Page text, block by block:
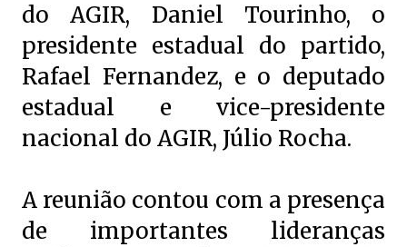
do AGIR, Daniel Tourinho, o
presidente estadual do partido,
Rafael Fernandez, e o deputado
estadual e vice-presidente
nacional do AGIR, Júlio Rocha.
A reunião contou com a presença
de importantes lideranças